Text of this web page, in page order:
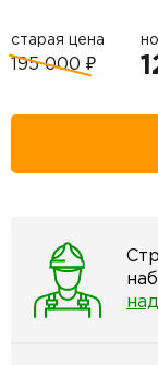
старая цена
195 000 ₽